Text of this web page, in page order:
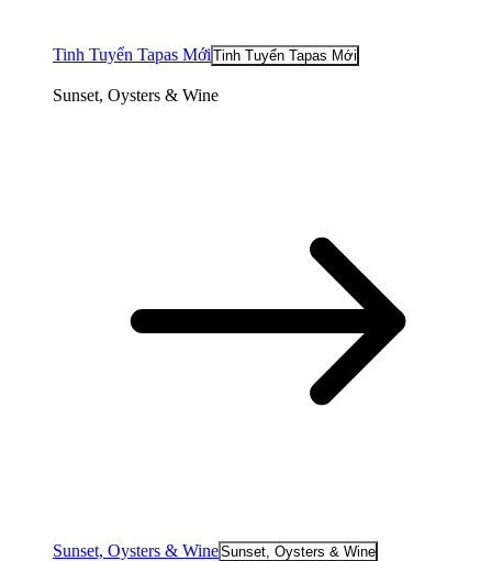
Tinh Tuyển Tapas Mới Tinh Tuyển Tapas Mới
Sunset, Oysters & Wine
Sunset, Oysters & WineSunset, Oysters & Wine